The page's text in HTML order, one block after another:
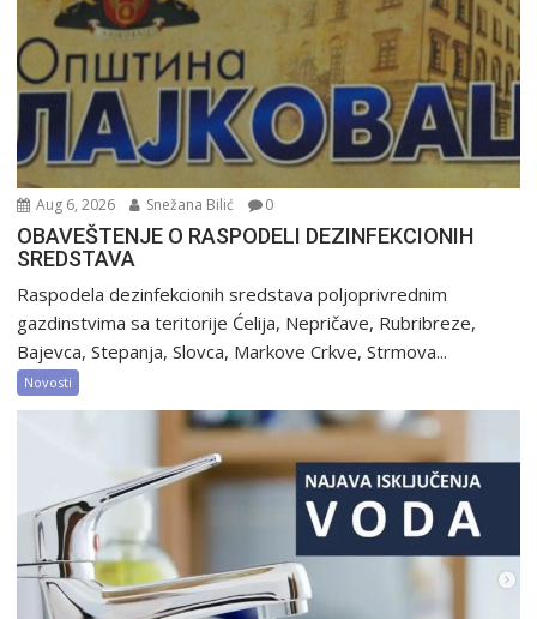
Aug 6, 2026 Snežana Bilić 0
OBAVEŠTENJE O RASPODELI DEZINFEKCIONIH
SREDSTAVA
Raspodela dezinfekcionih sredstava poljoprivrednim
gazdinstvima sa teritorije Ćelija, Nepričave, Rubribreze,
Bajevca, Stepanja, Slovca, Markove Crkve, Strmova...
Novosti